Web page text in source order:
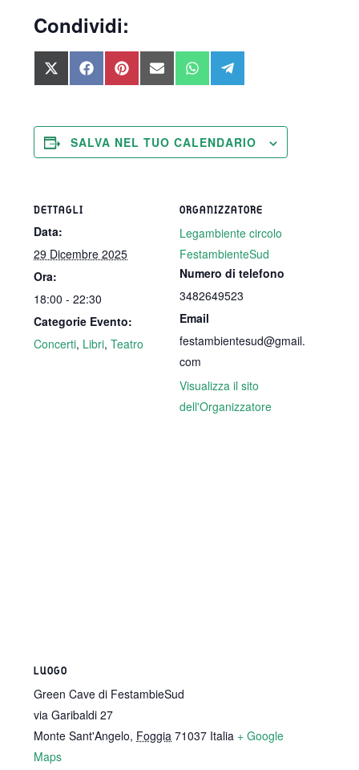
Condividi:
SHARE
ON
SHARE
ON
SHARE
ON
SHARE
ON
SHARE
ON
SHARE
ON
SALVA NEL TUO CALENDARIO
DETTAGLI
Data:
29 Dicembre 2025
Ora:
18:00 - 22:30
Categorie Evento:
Concerti, Libri,Teatro
ORGANIZZATORE
Legambiente circolo
FestambienteSud
Numero di telefono
3482649523
Email
festambientesud@gmail.
com
Visualizza il sito
dell'Organizzatore
LUOGO
Green Cave di FestambieSud
via Garibaldi 27
Monte Sant'Angelo, Foggia 71037 Italia + Google
Maps